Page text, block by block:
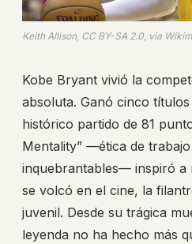
Keith Allison, CC BY-SA 2.0, via
Kobe Bryant vivió la
absoluta. Ganó cinco
histórico partido de 81
Mentality” —ética de
inquebrantables— inspiró a
se volcó en el cine, la
juvenil. Desde su trágica
leyenda no ha hecho más